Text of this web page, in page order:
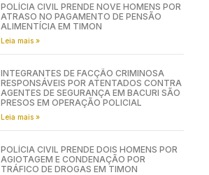
POLÍCIA CIVIL PRENDE NOVE HOMENS POR
ATRASO NO PAGAMENTO DE PENSÃO
ALIMENTÍCIA EM TIMON
Leia mais »
INTEGRANTES DE FACÇÃO CRIMINOSA
RESPONSÁVEIS POR ATENTADOS CONTRA
AGENTES DE SEGURANÇA EM BACURI SÃO
PRESOS EM OPERAÇÃO POLICIAL
Leia mais »
POLÍCIA CIVIL PRENDE DOIS HOMENS POR
AGIOTAGEM E CONDENAÇÃO POR
TRÁFICO DE DROGAS EM TIMON